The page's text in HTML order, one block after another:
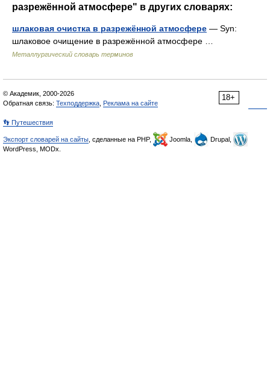
разрежённой атмосфере" в других словарях:
шлаковая очистка в разрежённой атмосфере — Syn:
шлаковое очищение в разрежённой атмосфере …
Металлургический словарь терминов
18+
© Академик, 2000-2026
Обратная связь: Техподдержка Реклама на сайте
👣 Путешествия
Экспорт словарей на сайты , сделанные на PHP, Joomla,
Drupal,
WordPress, MODx.